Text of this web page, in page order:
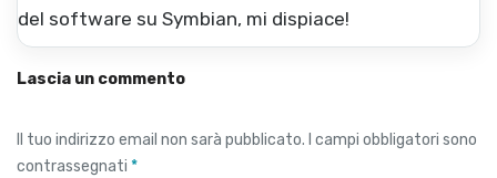
del software su Symbian, mi dispiace!
Lascia un commento
Il tuo indirizzo email non sarà pubblicato. I campi obbligatori sono
contrassegnati *